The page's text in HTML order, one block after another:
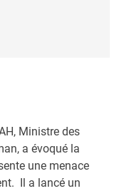
Ministre des
a évoqué la
une menace
Il a lancé un